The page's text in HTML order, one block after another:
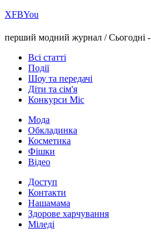
ХFBYou
перший модний журнал /Сьогодні
Всі статті
Події
Шоу та передачі
Діти та сім'я
Конкурси Міс
Мода
Обкладинка
Косметика
Фішки
Відео
Доступ
Контакти
Нашамама
Здорове харчування
Міледі